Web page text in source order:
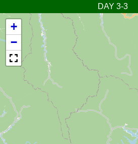
DAY 3-3
+
−